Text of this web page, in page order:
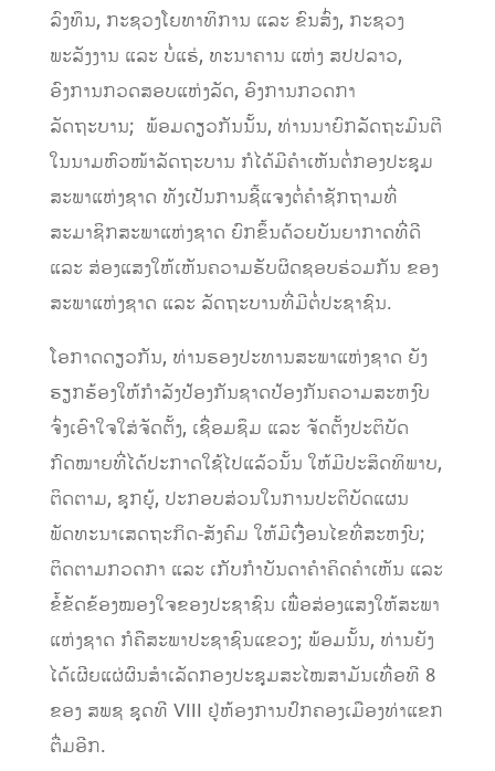
ລົງທຶນ, ກະຊວງໂຍທາທິການ ແລະ ຂົນສົ່ງ, ກະຊວງ
ພະລັງງານ ແລະ ບໍ່ແຮ່, ທະນາຄານ ແຫ່ງ ສປປລາວ,
ອົງການກວດສອບແຫ່ງລັດ, ອົງການກວດກາ
ລັດຖະບານ; ພ້ອມດຽວກັນນັ້ນ, ທ່ານນາຍົກລັດຖະມົນຕີ
ໃນນາມຫົວໜ້າລັດຖະບານ ກໍໄດ້ມີຄຳເຫັນຕໍ່ກອງປະຊຸມ
ສະພາແຫ່ງຊາດ ທັງເປັນການຊີ້ແຈງຕໍ່ຄຳຊັກຖາມທີ່
ສະມາຊິກສະພາແຫ່ງຊາດ ຍົກຂຶ້ນດ້ວຍບັນຍາກາດທີ່ດີ
ແລະ ສ່ອງແສງໃຫ້ເຫັນຄວາມຮັບຜິດຊອບຮ່ວມກັນ ຂອງ
ສະພາແຫ່ງຊາດ ແລະ ລັດຖະບານທີ່ມີຕໍ່ປະຊາຊົນ.
ໂອກາດດຽວກັນ, ທ່ານຮອງປະທານສະພາແຫ່ງຊາດ ຍັງ
ຮຽກຮ້ອງໃຫ້ກຳລັງປ້ອງກັນຊາດປ້ອງກັນຄວາມສະຫງົບ
ຈົ່ງເອົາໃຈໃສ່ຈັດຕັ້ງ, ເຊື່ອມຊຶມ ແລະ ຈັດຕັ້ງປະຕິບັດ
ກົດໝາຍທີ່ໄດ້ປະກາດໃຊ້ໄປແລ້ວນັ້ນ ໃຫ້ມີປະສິດທິພາບ,
ຕິດຕາມ, ຊຸກຍູ້, ປະກອບສ່ວນໃນການປະຕິບັດແຜນ
ພັດທະນາເສດຖະກິດ-ສັງຄົມ ໃຫ້ມີເງືື່ອນໄຂທີ່ສະຫງົບ;
ຕິດຕາມກວດກາ ແລະ ເກັບກຳບັນດາຄຳຄິດຄຳເຫັນ ແລະ
ຂໍ້ຂັດຂ້ອງໝອງໃຈຂອງປະຊາຊົນ ເພື່ອສ່ອງແສງໃຫ້ສະພາ
ແຫ່ງຊາດ ກໍຄືສະພາປະຊາຊົນແຂວງ; ພ້ອມນັ້ນ, ທ່ານຍັງ
ໄດ້ເຜີຍແຜ່ຜົນສຳເລັດກອງປະຊຸມສະໄໝສາມັນເທື່ອທີ 8
ຂອງ ສພຊ ຊຸດທີ VIII ຢູ່ຫ້ອງການປົກຄອງເມືອງທ່າແຂກ
ຕື່ມອີກ.